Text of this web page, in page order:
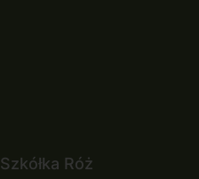
Szkółka Róż